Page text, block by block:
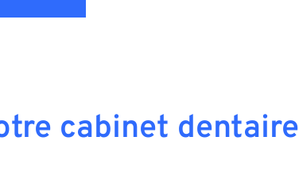
cabinet dentaire